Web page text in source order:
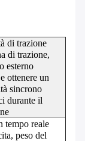
di trazione
di trazione,
esterno
ottenere un
sincrono
durante il
tempo reale
peso del